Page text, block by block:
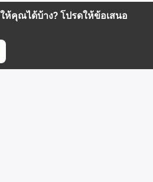
ห้คุณได้บ้าง? โปรดให้ข้อเสนอ